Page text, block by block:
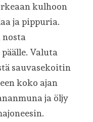
kulhoon
ja pippuria.
Valuta
sauvasekoitin
koko ajan
ja öljy